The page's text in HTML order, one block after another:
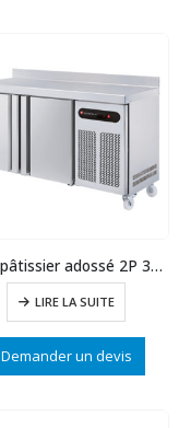
Tour pâtissier adossé 2P 375L prof.800
LIRE LA SUITE
Demander un devis